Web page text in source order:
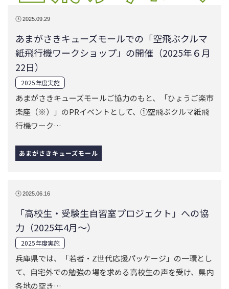
2025.09.29
あまがさきキューズモールでの「空飛ぶクルマ
紙飛行機ワークショップ」の開催（2025年６月
22日）
2025年度実施
あまがさきキューズモールご協力のもと、「ひょうご楽市
楽座（※）」のPRイベントとして、①空飛ぶクルマ紙飛
行機ワーク…
あまがさきキューズモール
2025.06.16
「高校生・受験生自習室プロジェクト」への協
力（2025年4月～）
2025年度実施
兵庫県では、「若者・Z世代応援パッケージ」の一環とし
て、自宅外での勉強の場を求める高校生の声を受け、県内
各地の空き…